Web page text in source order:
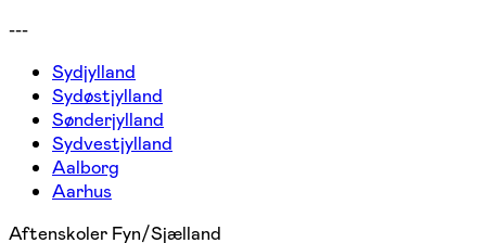
---
Sydjylland
Sydøstjylland
Sønderjylland
Sydvestjylland
Aalborg
Aarhus
Aftenskoler Fyn/Sjælland